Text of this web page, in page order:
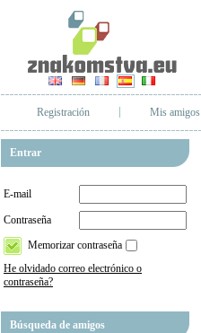
Registración Mis amigos
Entrar
E-mail
Contraseña
Memorizar contraseña
He olvidado correo electrónico o
contraseña?
Búsqueda de amigos